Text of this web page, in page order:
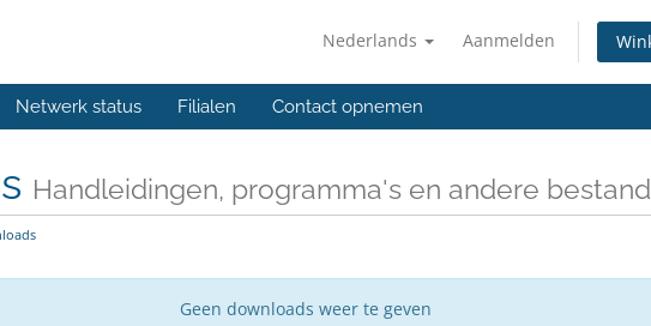
Nederlands Aanmelden
Netwerk status Filialen Contact opnemen
Handleidingen, programma's en andere
Geen downloads weer te geven